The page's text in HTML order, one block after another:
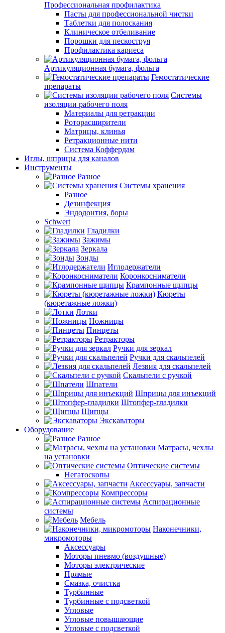
Профессиональная профилактика
Пасты для профессиональной чистки
Таблетки для полоскания
Клиническое отбеливание
Порошки для пескоструя
Профилактика кариеса
Артикуляционная бумага, фольга
Гемостатические
препараты
Системы
изоляции рабочего поля
Материалы для ретракции
Роторасширители
Матрицы, клинья
Ретракционные нити
Система Коффердам
Иглы, шприцы для каналов
Инструменты
Разное
Системы хранения
Разное
Дезинфекция
Эндодонтия, боры
Schwert
Гладилки
Зажимы
Зеркала
Зонды
Иглодержатели
Коронкосниматели
Крампонные щипцы
Кюреты
(кюретажные ложки)
Лотки
Ножницы
Пинцеты
Ретракторы
Ручки для зеркал
Ручки для скальпелей
Лезвия для скальпелей
Скальпели с ручкой
Шпатели
Шприцы для инъекций
Штопфер-гладилки
Щипцы
Экскаваторы
Оборудование
Разное
Матрасы, чехлы
на установки
Оптические системы
Негатоскопы
Аксессуары, запчасти
Компрессоры
Аспирационные
системы
Мебель
Наконечники,
микромоторы
Аксессуары
Моторы пневмо (воздушные)
Моторы электрические
Прямые
Смазка, очистка
Турбинные
Турбинные с подсветкой
Угловые
Угловые повышающие
Угловые с подсветкой